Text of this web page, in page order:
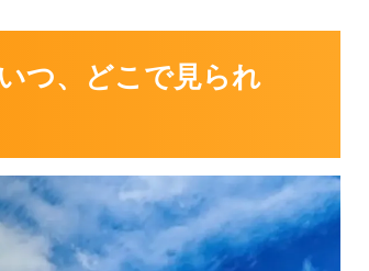
つ、どこで見られ